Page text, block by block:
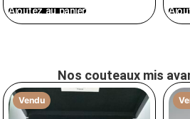
Ajoutez au panier
Nos couteaux mis
Vendu